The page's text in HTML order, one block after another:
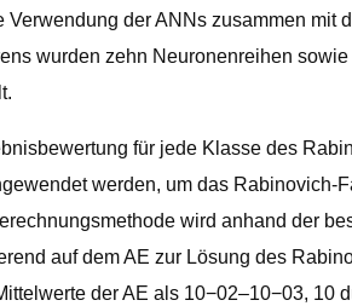
der ANNs zusammen
wurden zehn Neuronenreihen
für jede Klasse des
werden, um das
wird anhand der
auf dem AE zur Lösung des
der AE als 10−02–10−03, 10